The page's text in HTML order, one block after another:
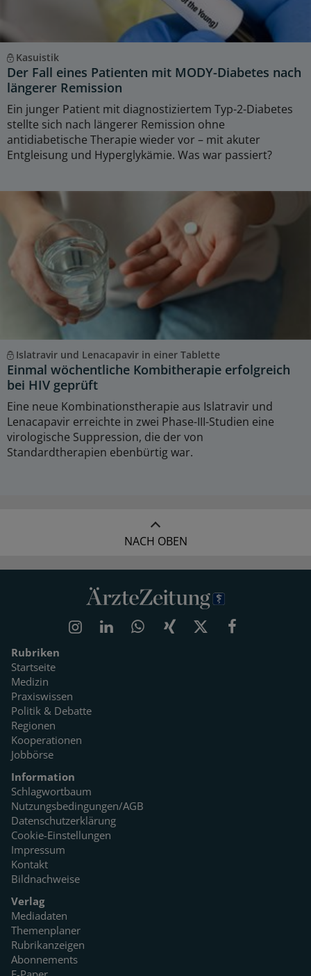
Kasuistik
Der Fall eines Patienten mit MODY-Diabetes nach
längerer Remission
Ein junger Patient mit diagnostiziertem Typ-2-Diabetes
stellte sich nach längerer Remission ohne
antidiabetische Therapie wieder vor – mit akuter
Entgleisung und Hyperglykämie. Was war passiert?
Islatravir und Lenacapavir in einer Tablette
Einmal wöchentliche Kombitherapie erfolgreich
bei HIV geprüft
Eine neue Kombinationstherapie aus Islatravir und
Lenacapavir erreichte in zwei Phase-III-Studien eine
virologische Suppression, die der von
Standardtherapien ebenbürtig war.
NACH OBEN
Rubriken
Startseite
Medizin
Praxiswissen
Politik & Debatte
Regionen
Kooperationen
Jobbörse
Information
Schlagwortbaum
Nutzungsbedingungen/AGB
Datenschutzerklärung
Cookie-Einstellungen
Impressum
Kontakt
Bildnachweise
Verlag
Mediadaten
Themenplaner
Rubrikanzeigen
Abonnements